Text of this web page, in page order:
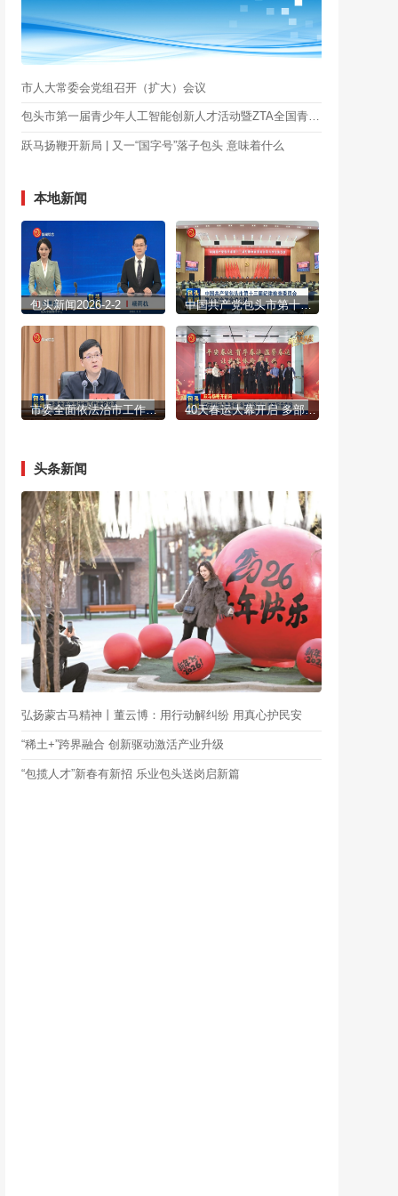
市人大常委会党组召开（扩大）会议
包头市第一届青少年人工智能创新人才活动暨ZTA全国青少年创新人才库包头站启动
跃马扬鞭开新局 | 又一“国字号”落子包头 意味着什么
本地新闻
包头新闻2026-2-2 中国共产党包头市第十三届纪律检查委员会第六次全体会议公报
市委全面依法治市工作会议召开 40天春运大幕开启 多部门齐发力 护航平安旅途
头条新闻
弘扬蒙古马精神丨董云博：用行动解纠纷 用真心护民安
“稀土+”跨界融合 创新驱动激活产业升级
“包揽人才”新春有新招 乐业包头送岗启新篇